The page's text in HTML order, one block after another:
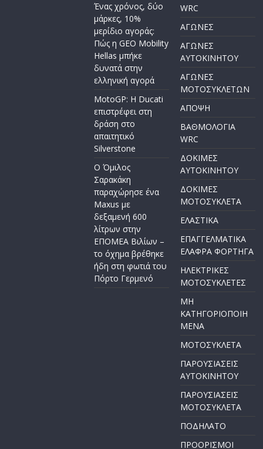
Ένας χρόνος, δύο
μάρκες, 10%
μερίδιο αγοράς:
Πώς η GEO Mobility
Hellas μπήκε
δυνατά στην
ελληνική αγορά
MotoGP: Η Ducati
επιστρέφει στη
δράση στο
απαιτητικό
Silverstone
Ο Όμιλος
Σαρακάκη
παραχώρησε ένα
Maxus με
δεξαμενή 600
λίτρων στην
ΕΠΟΜΕΑ Βιλίων –
το όχημα βρέθηκε
ήδη στη φωτιά του
Πόρτο Γερμενό
WRC
ΑΓΩΝΕΣ
ΑΓΩΝΕΣ
AYTOKINHTOY
ΑΓΩΝΕΣ
ΜΟΤΟΣΥΚΛΕΤΩΝ
ΑΠΟΨΗ
ΒΑΘΜΟΛΟΓΙΑ
WRC
ΔΟΚΙΜΕΣ
ΑΥΤΟΚΙΝΗΤΟΥ
ΔΟΚΙΜΕΣ
ΜΟΤΟΣΥΚΛΕΤΑ
ΕΛΑΣΤΙΚΑ
ΕΠΑΓΓΕΛΜΑΤΙΚΑ
ΕΛΑΦΡΑ ΦΟΡΤΗΓΑ
ΗΛΕΚΤΡΙΚΕΣ
ΜΟΤΟΣΥΚΛΕΤΕΣ
ΜΗ
ΚΑΤΗΓΟΡΙΟΠΟΙΗ
ΜΕΝΑ
ΜΟΤΟΣΥΚΛΕΤΑ
ΠΑΡΟΥΣΙΑΣΕΙΣ
ΑΥΤΟΚΙΝΗΤΟΥ
ΠΑΡΟΥΣΙΑΣΕΙΣ
ΜΟΤΟΣΥΚΛΕΤΑ
ΠΟΔΗΛΑΤΟ
ΠΡΟΟΡΙΣΜΟΙ